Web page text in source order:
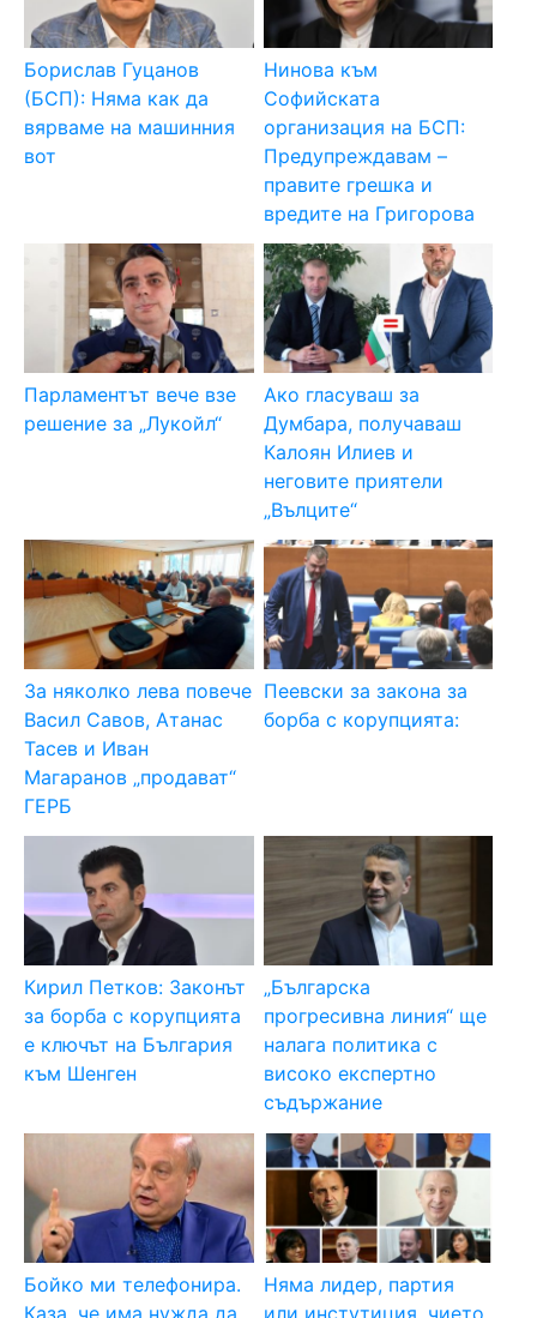
Борислав Гуцанов
(БСП): Няма как да
вярваме на машинния
вот
Нинова към
Софийската
организация на БСП:
Предупреждавам –
правите грешка и
вредите на Григорова
Парламентът вече взе
решение за „Лукойл“
Ако гласуваш за
Думбара, получаваш
Калоян Илиев и
неговите приятели
„Вълците“
За няколко лева повече
Васил Савов, Атанас
Тасев и Иван
Магаранов „продават“
ГЕРБ
Пеевски за закона за
борба с корупцията:
Кирил Петков: Законът
за борба с корупцията
е ключът на България
към Шенген
„Българска
прогресивна линия“ ще
налага политика с
високо експертно
съдържание
Бойко ми телефонира.
Каза, че има нужда да
Няма лидер, партия
или инстутиция, чието